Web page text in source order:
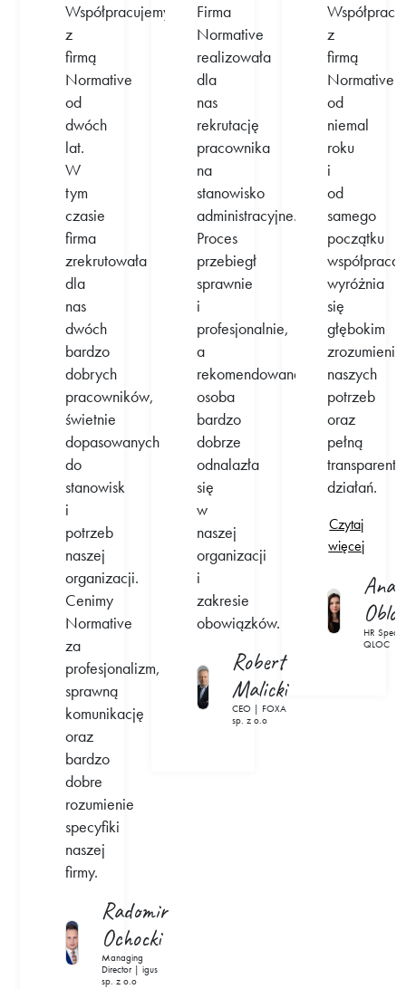
Współpracujemy
z
firmą
Normative
od
dwóch
lat.
W
tym
czasie
firma
zrekrutowała
dla
nas
dwóch
bardzo
dobrych
pracowników,
świetnie
dopasowanych
do
stanowisk
i
potrzeb
naszej
organizacji.
Cenimy
Normative
za
profesjonalizm,
sprawną
komunikację
oraz
bardzo
dobre
rozumienie
specyfiki
naszej
firmy.
Radomir
Ochocki
Managing
Director | igus
sp. z o.o
Firma
Normative
realizowała
dla
nas
rekrutację
pracownika
na
stanowisko
administracyjne.
Proces
przebiegł
sprawnie
i
profesjonalnie,
a
rekomendowana
osoba
bardzo
dobrze
odnalazła
się
w
naszej
organizacji
i
zakresie
obowiązków.
Robert
Malicki
CEO | FOXA
sp. z o.o
z
firmą
Normative
od
niemal
roku
i
od
samego
początku
współpraca
wyróżnia
się
głębokim
naszych
potrzeb
oraz
pełną
działań.
Czytaj
więcej
HR
QLOC